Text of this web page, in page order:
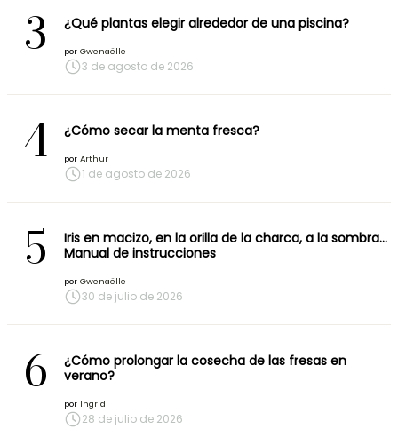
3 ¿Qué plantas elegir alrededor de una piscina?
por Gwenaëlle
3 de agosto de 2026
4 ¿Cómo secar la menta fresca?
por Arthur
1 de agosto de 2026
5
Iris en macizo, en la orilla de la charca, a la sombra…
Manual de instrucciones
por Gwenaëlle
30 de julio de 2026
6
¿Cómo prolongar la cosecha de las fresas en
verano?
por Ingrid
28 de julio de 2026